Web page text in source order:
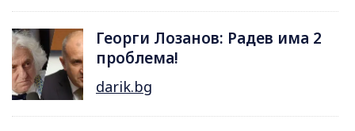
Георги Лозанов: Радев има 2
проблема!
darik.bg